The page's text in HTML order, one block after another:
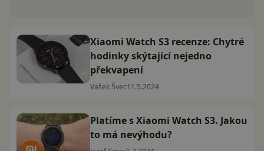
Xiaomi Watch S3 recenze: Chytré
hodinky skýtající nejedno
překvapení
Vašek Švec11.5.2024
Platíme s Xiaomi Watch S3. Jakou
to má nevýhodu?